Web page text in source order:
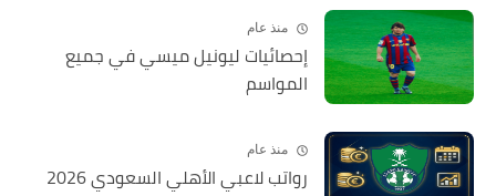
منذ عام
إحصائيات ليونيل ميسي في جميع
المواسم
منذ عام
رواتب لاعبي الأهلي السعودي 2026